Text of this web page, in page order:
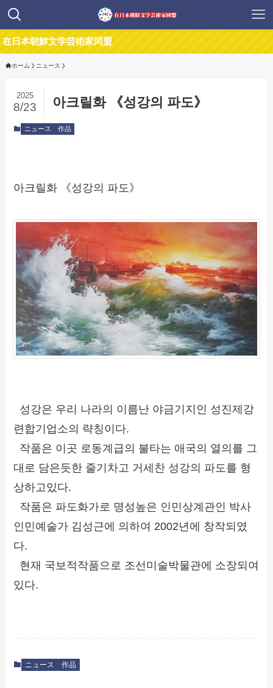
朝鮮文学芸術家同盟
ホーム ニュース
아크릴화 《성강의 파도》
2025
8/23
ニュース 作品
아크릴화 《성강의 파도》
성강은 우리 나라의 이름난 야금기지인 성진제강
련합기업소의 략칭이다.
작품은 이곳 로동계급의 불타는 애국의 열의를 그
대로 담은듯한 줄기차고 거세찬 성강의 파도를 형
상하고있다.
작품은 파도화가로 명성높은 인민상계관인 박사
인민예술가 김성근에 의하여 2002년에 창작되였
다.
현재 국보적작품으로 조선미술박물관에 소장되여
있다.
ニュース 作品